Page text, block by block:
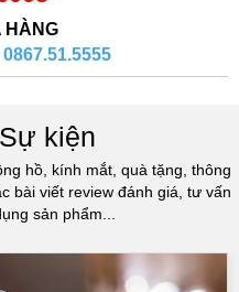
HÀNG
0867.51.5555
kiện
hồ, kính mắt, quà tặng, thông
bài viết review đánh giá, tư vấn
sản phẩm...